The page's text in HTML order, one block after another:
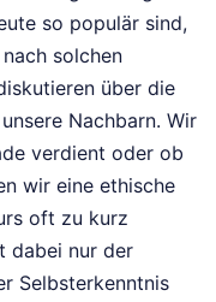
so populär sind,
solchen
über die
Nachbarn. Wir
verdient oder ob
wir eine ethische
oft zu kurz
dabei nur der
Selbsterkenntnis